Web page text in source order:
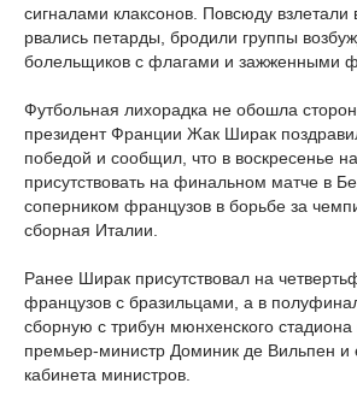
сигналами клаксонов. Повсюду взлетали
рвались петарды, бродили группы
болельщиков с флагами и зажженными
Футбольная лихорадка не обошла
президент Франции Жак Ширак
победой и сообщил, что в воскресенье
присутствовать на финальном матче в
соперником французов в борьбе за
сборная Италии.
Ранее Ширак присутствовал на
французов с бразильцами, а в
сборную с трибун мюнхенского
премьер-министр Доминик де Вильпен и
кабинета министров.